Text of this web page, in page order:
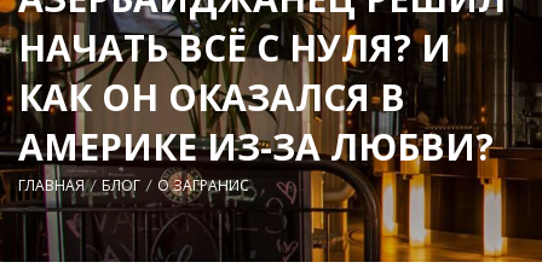
НАЧАТЬ ВСЁ С НУЛЯ? И
КАК ОН ОКАЗАЛСЯ В
АМЕРИКЕ ИЗ-ЗА ЛЮБВИ?
ГЛАВНАЯ БЛОГ О ЗАГРАНИС